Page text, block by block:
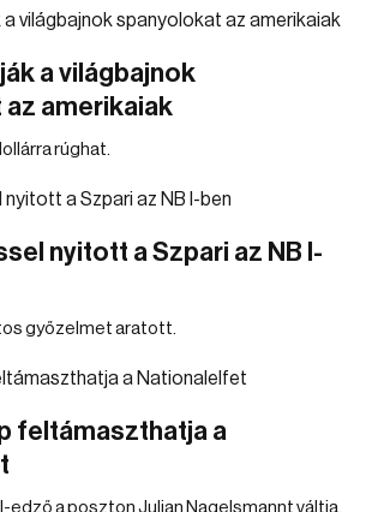
a világbajnok
amerikaiak
rúghat.
nyitott a Szpari az NB I-
győzelmet aratott.
feltámaszthatja a
edző a poszton Julian Nagelsmannt váltja.